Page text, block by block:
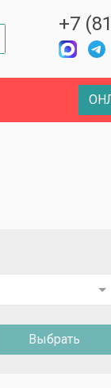
+7
Выбрать